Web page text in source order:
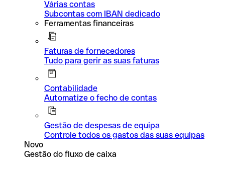
Várias contas
Subcontas com IBAN dedicado
Ferramentas financeiras
Faturas de fornecedores
Tudo para gerir as suas faturas
Contabilidade
Automatize o fecho de contas
Gestão de despesas de equipa
Controle todos os gastos das suas equipas
Novo
Gestão do fluxo de caixa